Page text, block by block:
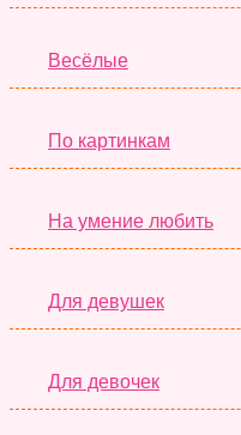
Весёлые
По картинкам
На умение любить
Для девушек
Для девочек